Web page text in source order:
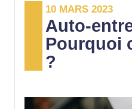
paiements, les
entrepreneurs ont
terminal de
En général, les offres
proposent ce mode
10 MARS 2023
Auto-
Pourquoi
?